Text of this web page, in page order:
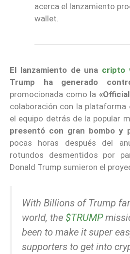
acerca el lanzamiento
wallet.
El lanzamiento de una cripto
Trump ha generado
promocionada como la
colaboración con la plataforma
el equipo detrás de la popular
presentó con gran bombo y
pocas horas después del
rotundos desmentidos por
Donald Trump sumieron el
With Billions of Trump
world, the $TRUMP
been to make it super
supporters to get into